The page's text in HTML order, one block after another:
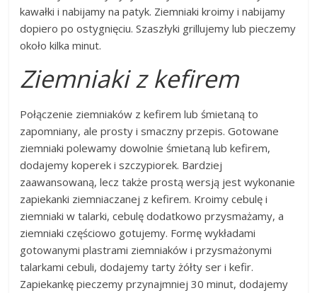
kawałki i nabijamy na patyk. Ziemniaki kroimy i nabijamy
dopiero po ostygnięciu. Szaszłyki grillujemy lub pieczemy
około kilka minut.
Ziemniaki z kefirem
Połączenie ziemniaków z kefirem lub śmietaną to
zapomniany, ale prosty i smaczny przepis. Gotowane
ziemniaki polewamy dowolnie śmietaną lub kefirem,
dodajemy koperek i szczypiorek. Bardziej
zaawansowaną, lecz także prostą wersją jest wykonanie
zapiekanki ziemniaczanej z kefirem. Kroimy cebulę i
ziemniaki w talarki, cebulę dodatkowo przysmażamy, a
ziemniaki częściowo gotujemy. Formę wykładami
gotowanymi plastrami ziemniaków i przysmażonymi
talarkami cebuli, dodajemy tarty żółty ser i kefir.
Zapiekankę pieczemy przynajmniej 30 minut, dodajemy